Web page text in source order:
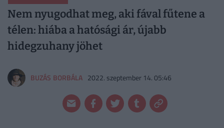
Nem nyugodhat meg, aki fával fűtene a
télen: hiába a hatósági ár, újabb
hidegzuhany jöhet
BUZÁS BORBÁLA 2022. szeptember 14. 05:46